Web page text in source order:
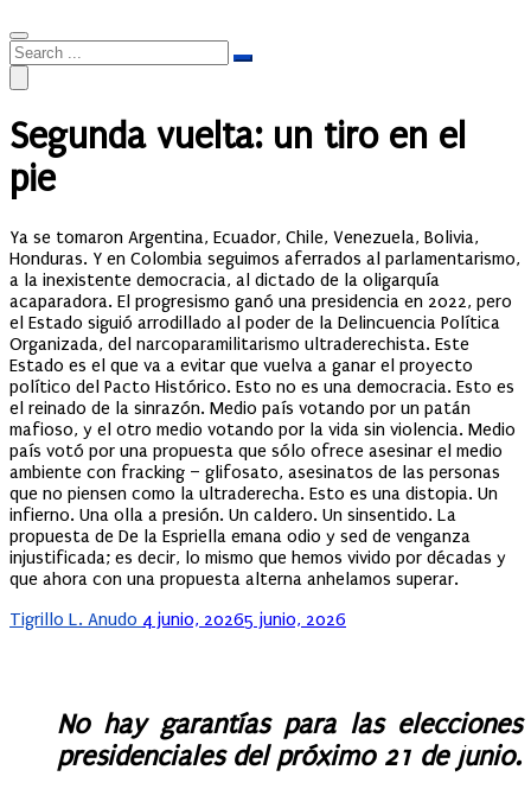
Segunda vuelta: un tiro en el
pie
Ya se tomaron Argentina, Ecuador, Chile, Venezuela, Bolivia,
Honduras. Y en Colombia seguimos aferrados al parlamentarismo,
a la inexistente democracia, al dictado de la oligarquía
acaparadora. El progresismo ganó una presidencia en 2022, pero
el Estado siguió arrodillado al poder de la Delincuencia Política
Organizada, del narcoparamilitarismo ultraderechista. Este
Estado es el que va a evitar que vuelva a ganar el proyecto
político del Pacto Histórico. Esto no es una democracia. Esto es
el reinado de la sinrazón. Medio país votando por un patán
mafioso, y el otro medio votando por la vida sin violencia. Medio
país votó por una propuesta que sólo ofrece asesinar el medio
ambiente con fracking – glifosato, asesinatos de las personas
que no piensen como la ultraderecha. Esto es una distopia. Un
infierno. Una olla a presión. Un caldero. Un sinsentido. La
propuesta de De la Espriella emana odio y sed de venganza
injustificada; es decir, lo mismo que hemos vivido por décadas y
que ahora con una propuesta alterna anhelamos superar.
Tigrillo L. Anudo Posted
4 junio, 20265 junio, 2026
No hay garantías para las elecciones
presidenciales del próximo 21 de junio.